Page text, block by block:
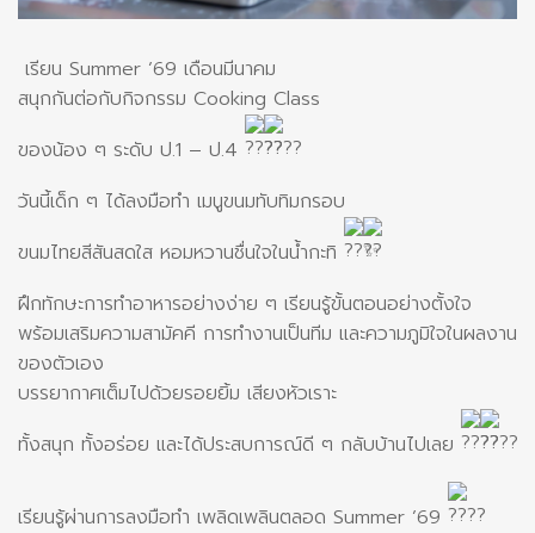
เรียน Summer ’69 เดือนมีนาคม
สนุกกันต่อกับกิจกรรม Cooking Class
ของน้อง ๆ ระดับ ป.1 – ป.4
วันนี้เด็ก ๆ ได้ลงมือทำ เมนูขนมทับทิมกรอบ
ขนมไทยสีสันสดใส หอมหวานชื่นใจในน้ำกะทิ
ฝึกทักษะการทำอาหารอย่างง่าย ๆ เรียนรู้ขั้นตอนอย่างตั้งใจ
พร้อมเสริมความสามัคคี การทำงานเป็นทีม และความภูมิใจในผลงาน
ของตัวเอง
บรรยากาศเต็มไปด้วยรอยยิ้ม เสียงหัวเราะ
ทั้งสนุก ทั้งอร่อย และได้ประสบการณ์ดี ๆ กลับบ้านไปเลย
เรียนรู้ผ่านการลงมือทำ เพลิดเพลินตลอด Summer ’69